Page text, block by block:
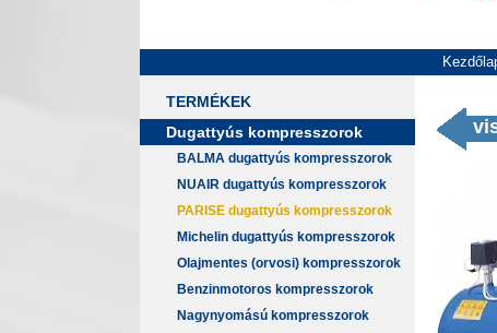
TERMÉKEK
Dugattyús kompresszorok
BALMA dugattyús kompresszorok
NUAIR dugattyús kompresszorok
PARISE dugattyús kompresszorok
Michelin dugattyús kompresszorok
Olajmentes (orvosi) kompresszorok
Benzinmotoros kompresszorok
Nagynyomású kompresszorok